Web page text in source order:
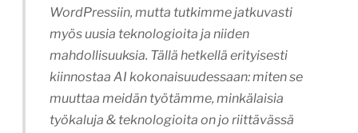
WordPressiin, mutta tutkimme jatkuvasti
myös uusia teknologioita ja niiden
mahdollisuuksia. Tällä hetkellä erityisesti
kiinnostaa AI kokonaisuudessaan: miten se
muuttaa meidän työtämme, minkälaisia
työkaluja & teknologioita on jo riittävässä